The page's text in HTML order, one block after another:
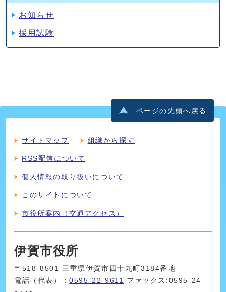
お知らせ
採用試験
ページの先頭へ戻る
サイトマップ 組織から探す
RSS配信について
個人情報の取り扱いについて
このサイトについて
市役所案内（交通アクセス）
伊賀市役所
〒518-8501 三重県伊賀市四十九町3184番地
電話（代表）：0595-22-9611
ファックス:0595-24-